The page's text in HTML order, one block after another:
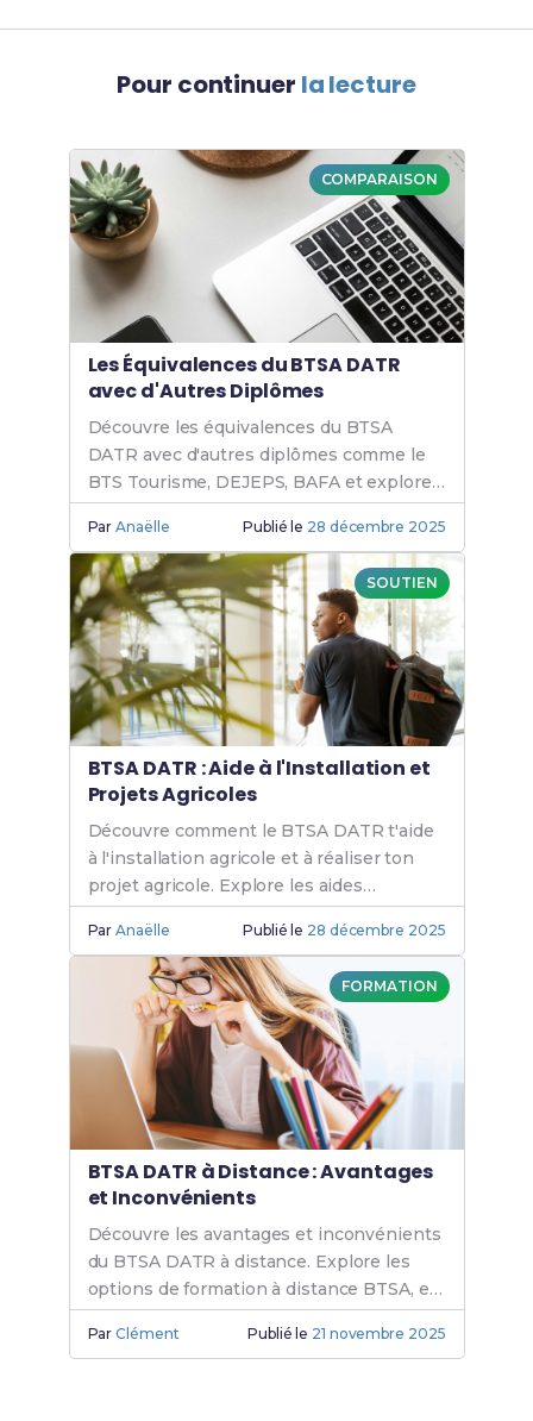
Pour continuer la lecture
COMPARAISON
Les Équivalences du BTSA DATR
avec d'Autres Diplômes
Découvre les équivalences du BTSA
DATR avec d'autres diplômes comme le
BTS Tourisme, DEJEPS, BAFA et explore
les passerelles pour tes études.
ParAnaëlle Publié le 28 décembre 2025
SOUTIEN
BTSA DATR : Aide à l'Installation et
Projets Agricoles
Découvre comment le BTSA DATR t'aide
à l'installation agricole et à réaliser ton
projet agricole. Explore les aides
financières et les opportunités en
alternance pour l'emploi.
ParAnaëlle Publié le 28 décembre 2025
FORMATION
BTSA DATR à Distance : Avantages
et Inconvénients
Découvre les avantages et inconvénients
du BTSA DATR à distance. Explore les
options de formation à distance BTSA, e-
learning, cours en ligne et études en
alternance.
ParClément Publié le 21 novembre 2025